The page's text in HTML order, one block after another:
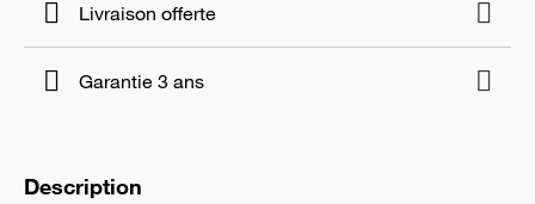
Livraison offerte
Garantie 3 ans
Description